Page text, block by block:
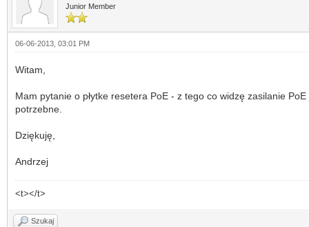
Junior Member
06-06-2013, 03:01 PM
Witam,
Mam pytanie o płytke resetera PoE - z tego co widzę zasilanie
potrzebne.
Dziękuję,
Andrzej
<t></t>
Szukaj